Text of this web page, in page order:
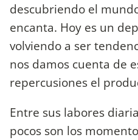
descubriendo el
encanta. Hoy es un
volviendo a ser
nos damos cuenta de
repercusiones el
Entre sus labores
pocos son los